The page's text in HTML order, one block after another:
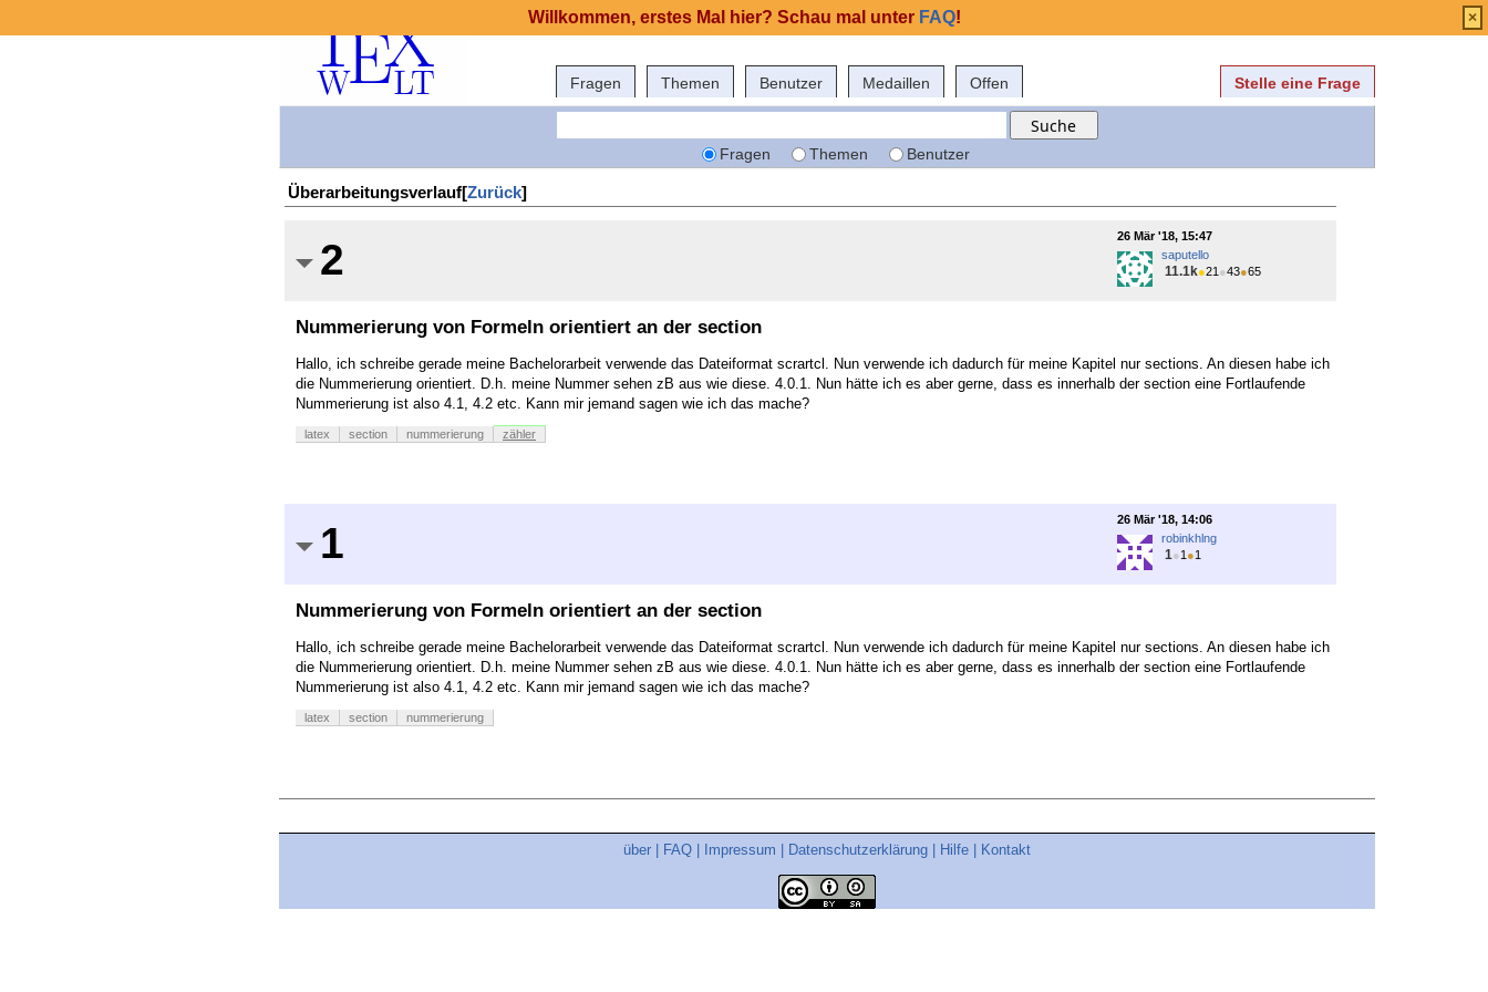
Fragen Themen Benutzer Medaillen Offen Stelle eine Frage
Fragen Themen Benutzer
Überarbeitungsverlauf[Zurück]
2
26 Mär '18, 15:47
saputello
11.1k●21 ●43●65
Nummerierung von Formeln orientiert an der section
Hallo, ich schreibe gerade meine Bachelorarbeit verwende das Dateiformat scrartcl. Nun verwende ich dadurch für meine Kapitel nur sections. An diesen habe ich
die Nummerierung orientiert. D.h. meine Nummer sehen zB aus wie diese. 4.0.1. Nun hätte ich es aber gerne, dass es innerhalb der section eine Fortlaufende
Nummerierung ist also 4.1, 4.2 etc. Kann mir jemand sagen wie ich das mache?
latex section nummerierung zähler
1
26 Mär '18, 14:06
robinkhlng
1●1 ●1
Nummerierung von Formeln orientiert an der section
Hallo, ich schreibe gerade meine Bachelorarbeit verwende das Dateiformat scrartcl. Nun verwende ich dadurch für meine Kapitel nur sections. An diesen habe ich
die Nummerierung orientiert. D.h. meine Nummer sehen zB aus wie diese. 4.0.1. Nun hätte ich es aber gerne, dass es innerhalb der section eine Fortlaufende
Nummerierung ist also 4.1, 4.2 etc. Kann mir jemand sagen wie ich das mache?
latex section nummerierung
über FAQ Impressum Datenschutzerklärung Hilfe Kontakt
Willkommen, erstes Mal hier? Schau mal unter FAQ! ×